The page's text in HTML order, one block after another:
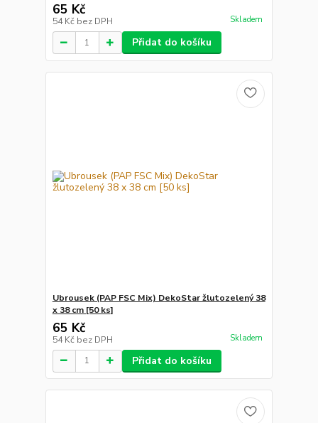
65 Kč
54 Kč bez DPH Skladem
Přidat do košíku
Ubrousek (PAP FSC Mix) DekoStar žlutozelený 38
x 38 cm [50 ks]
65 Kč
54 Kč bez DPH Skladem
Přidat do košíku